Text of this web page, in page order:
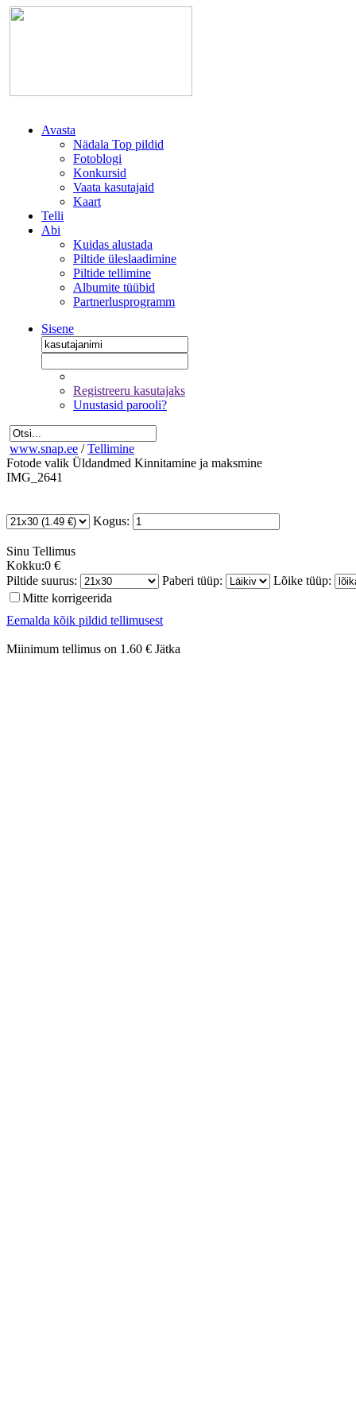
Avasta
Nädala Top pildid
Fotoblogi
Konkursid
Vaata kasutajaid
Kaart
Telli
Abi
Kuidas alustada
Piltide üleslaadimine
Piltide tellimine
Albumite tüübid
Partnerlusprogramm
Sisene
Registreeru kasutajaks
Unustasid parooli?
www.snap.ee / Tellimine
Fotode valik Üldandmed Kinnitamine ja maksmine
IMG_2641
Kogus:
Sinu Tellimus
Kokku:0 €
Piltide suurus:
Paberi tüüp:
Lõike tüüp:
Mitte korrigeerida
Eemalda kõik pildid tellimusest
Miinimum tellimus on 1.60 € Jätka